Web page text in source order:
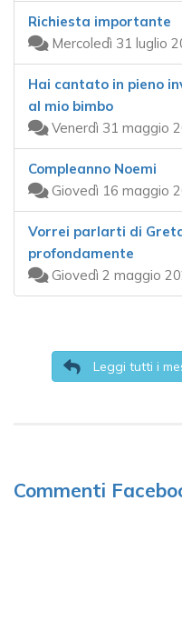
Richiesta importante
Mercoledì 31 luglio
Hai cantato in pieno
al mio bimbo
Venerdì 31 maggio
Compleanno Noemi
Giovedì 16 maggio
Vorrei parlarti di
profondamente
Giovedì 2 maggio
Leggi tutti i
Commenti